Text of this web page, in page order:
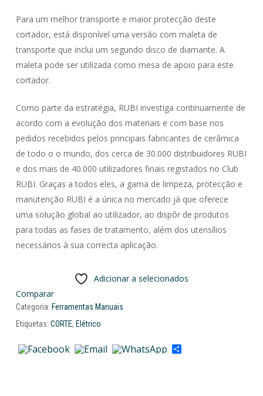
Para um melhor transporte e maior protecção deste
cortador, está disponível uma versão com maleta de
transporte que inclui um segundo disco de diamante. A
maleta pode ser utilizada como mesa de apoio para este
cortador.
Como parte da estratégia, RUBI investiga continuamente de
acordo com a evolução dos materiais e com base nos
pedidos recebidos pelos principais fabricantes de cerâmica
de todo o o mundo, dos cerca de 30.000 distribuidores RUBI
e dos mais de 40.000 utilizadores finais registados no Club
RUBI. Graças a todos eles, a gama de limpeza, protecção e
manutenção RUBI é a única no mercado já que oferece
uma solução global ao utilizador, ao dispôr de produtos
para todas as fases de tratamento, além dos utensílios
necessários à sua correcta aplicação.
Adicionar a selecionados
Comparar
Categoria: Ferramentas Manuais
Etiquetas: CORTE, Elétrico
Share